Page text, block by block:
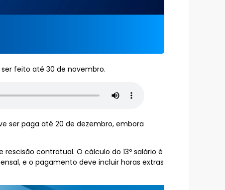
feito até 30 de novembro.
ser paga até 20 de dezembro, embora
contratual. O cálculo do 13º salário é
e o pagamento deve incluir horas extras